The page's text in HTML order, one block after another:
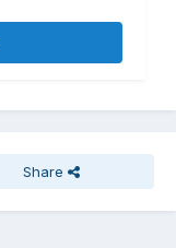
Share